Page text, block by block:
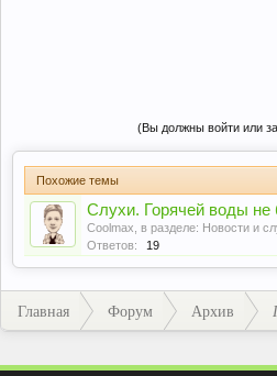
(Вы должны войти или
Похожие темы
Слухи. Горячей воды не
Coolmax , в разделе: Новости и
Ответов:
19
Главная Форум Архив